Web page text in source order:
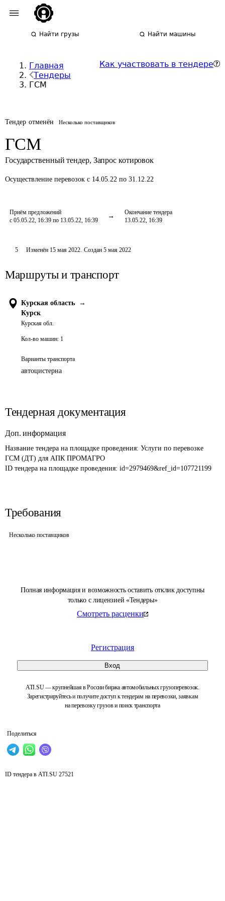
Найти грузы Найти машины
Главная
Тендеры
ГСМ
Как участвовать в тендере
Тендер отменён Несколько поставщиков
ГСМ
Государственный тендер, Запрос котировок
Осуществление перевозок с 14.05.22 по 31.12.22
Приём предложений
с 05.05.22, 16:39 по 13.05.22, 16:39
Окончание тендера
13.05.22, 16:39
Полная информация и возможность оставить отклик доступны
только с лицензией «Тендеры»
Смотреть расценки
Регистрация
Вход
ATI.SU — крупнейшая в России биржа автомобильных грузоперевозок.
Зарегистрируйтесь и получите доступ к тендерам на перевозки, заявкам
на перевозку грузов и поиск транспорта
Поделиться
5 Изменён 15 мая 2022. Создан 5 мая 2022
Маршруты и транспорт
Курская область
→
Курск
Курская обл.
Кол-во машин: 1
Варианты транспорта
автоцистерна
Тендерная документация
Доп. информация
Название тендера на площадке проведения: Услуги по перевозке
ГСМ (ДТ) для АПК ПРОМАГРО
ID тендера на площадке проведения: id=2979469&ref_id=107721199
Требования
Несколько поставщиков
ID тендера в ATI.SU 27521